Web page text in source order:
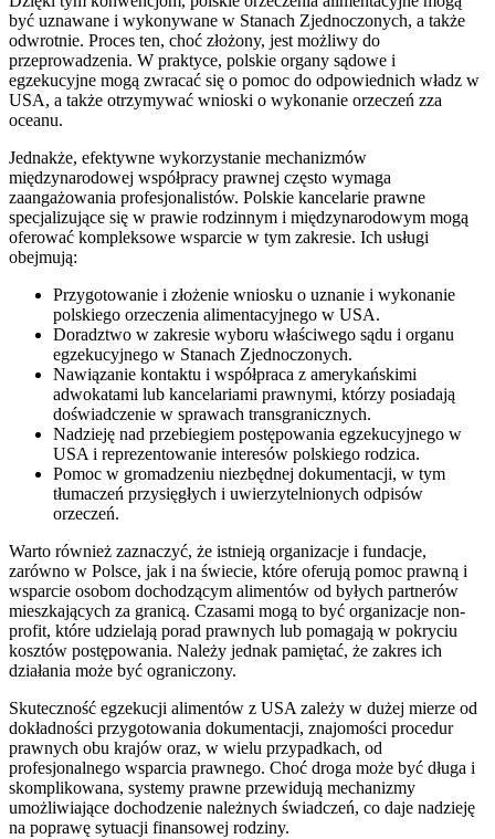
być uznawane i wykonywane w Stanach Zjednoczonych, a także
odwrotnie. Proces ten, choć złożony, jest możliwy do
przeprowadzenia. W praktyce, polskie organy sądowe i
egzekucyjne mogą zwracać się o pomoc do odpowiednich władz w
USA, a także otrzymywać wnioski o wykonanie orzeczeń zza
oceanu.
Jednakże, efektywne wykorzystanie mechanizmów
międzynarodowej współpracy prawnej często wymaga
zaangażowania profesjonalistów. Polskie kancelarie prawne
specjalizujące się w prawie rodzinnym i międzynarodowym mogą
oferować kompleksowe wsparcie w tym zakresie. Ich usługi
obejmują:
Przygotowanie i złożenie wniosku o uznanie i wykonanie
polskiego orzeczenia alimentacyjnego w USA.
Doradztwo w zakresie wyboru właściwego sądu i organu
egzekucyjnego w Stanach Zjednoczonych.
Nawiązanie kontaktu i współpraca z amerykańskimi
adwokatami lub kancelariami prawnymi, którzy posiadają
doświadczenie w sprawach transgranicznych.
Nadzieję nad przebiegiem postępowania egzekucyjnego w
USA i reprezentowanie interesów polskiego rodzica.
Pomoc w gromadzeniu niezbędnej dokumentacji, w tym
tłumaczeń przysięgłych i uwierzytelnionych odpisów
orzeczeń.
Warto również zaznaczyć, że istnieją organizacje i fundacje,
zarówno w Polsce, jak i na świecie, które oferują pomoc prawną i
wsparcie osobom dochodzącym alimentów od byłych partnerów
mieszkających za granicą. Czasami mogą to być organizacje non-
profit, które udzielają porad prawnych lub pomagają w pokryciu
kosztów postępowania. Należy jednak pamiętać, że zakres ich
działania może być ograniczony.
Skuteczność egzekucji alimentów z USA zależy w dużej mierze od
dokładności przygotowania dokumentacji, znajomości procedur
prawnych obu krajów oraz, w wielu przypadkach, od
profesjonalnego wsparcia prawnego. Choć droga może być długa i
skomplikowana, systemy prawne przewidują mechanizmy
umożliwiające dochodzenie należnych świadczeń, co daje nadzieję
na poprawę sytuacji finansowej rodziny.